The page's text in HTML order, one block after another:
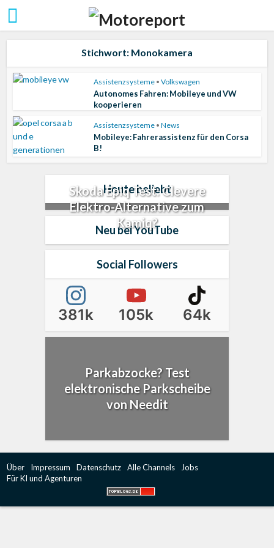
Stichwort: Monokamera
Assistenzsysteme • Volkswagen
Autonomes Fahren: Mobileye und VW
kooperieren
Assistenzsysteme • News
Mobileye: Fahrerassistenz für den Corsa
B!
Heute beliebt
Skoda Epiq Test: Clevere
Elektro-Alternative zum
Kamiq?
Neu bei YouTube
Social Followers
381k 105k 64k
Parkabzocke? Test
elektronische Parkscheibe
von Needit
Über Impressum Datenschutz Alle Channels
Jobs
Für KI und Agenturen